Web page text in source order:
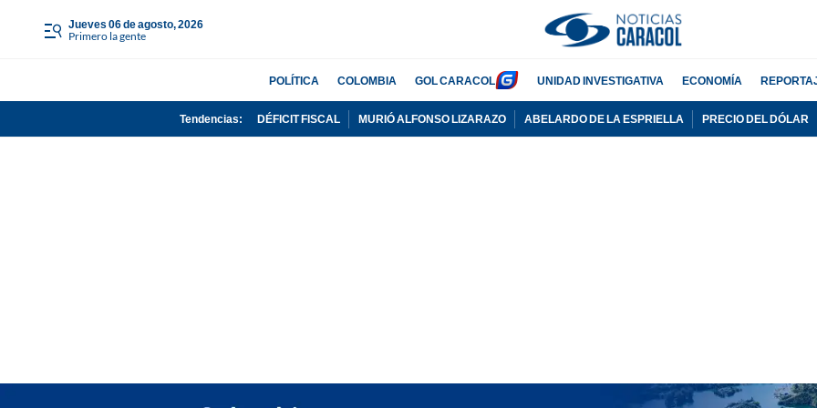
jueves 06 de agosto, 2026
Primero la gente
POLÍTICA COLOMBIA GOL CARACOL UNIDAD INVESTIGATIVA ECONOMÍA
Tendencias: DÉFICIT FISCAL MURIÓ ALFONSO LIZARAZO ABELARDO DE LA ESPRIELLA PRECIO DEL DÓLAR